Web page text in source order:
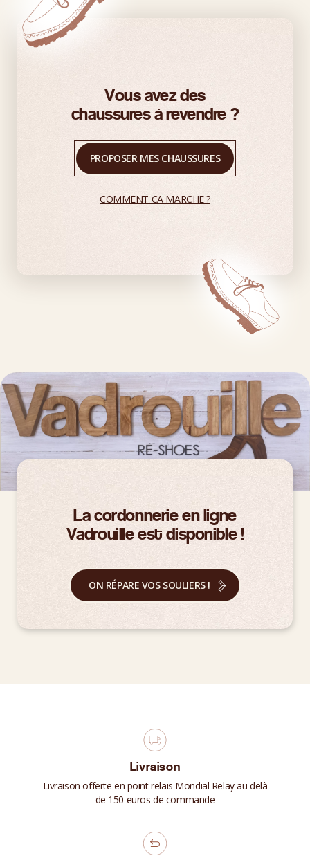
Vous avez des
chaussures à revendre ?
PROPOSER MES CHAUSSURES
COMMENT CA MARCHE ?
La cordonnerie en ligne
Vadrouille est disponible !
ON RÉPARE VOS SOULIERS !
Livraison
Livraison offerte en point relais Mondial Relay au delà
de 150 euros de commande